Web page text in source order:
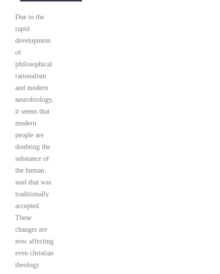
Due to the
rapid
development
of
philosophical
rationalism
and modern
neurobiology,
it seems that
modern
people are
doubting the
substance of
the human
soul that was
traditionally
accepted.
These
changes are
now affecting
even christian
theology.